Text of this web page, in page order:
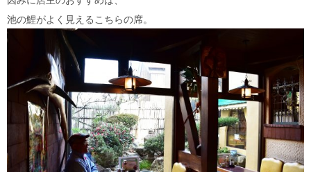
池の鯉がよく見えるこちらの席。